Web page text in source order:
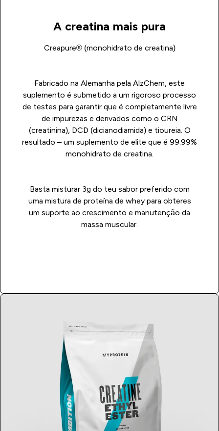
A creatina mais pura
Creapure® (monohidrato de creatina)
Fabricado na Alemanha pela AlzChem, este
suplemento é submetido a um rigoroso processo
de testes para garantir que é completamente livre
de impurezas e derivados como o CRN
(creatinina), DCD (dicianodiamida) e tioureia. O
resultado – um suplemento de elite que é 99.99%
monohidrato de creatina.
Basta misturar 3g do teu sabor preferido com
uma mistura de proteína de whey para obteres
um suporte ao crescimento e manutenção da
massa muscular.